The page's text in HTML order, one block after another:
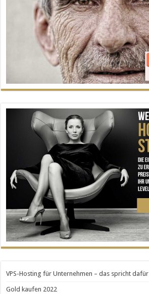
VPS-Hosting für Unternehmen – das spricht dafür
Gold kaufen 2022